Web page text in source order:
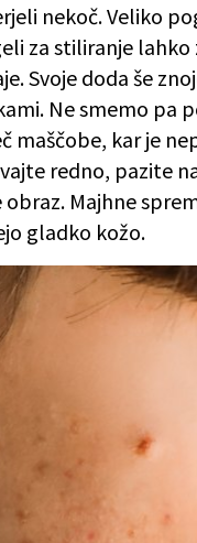
nekoč. Veliko
za stiliranje lahko
Svoje doda še
Ne smemo pa
maščobe, kar je
redno, pazite
Majhne
gladko kožo.